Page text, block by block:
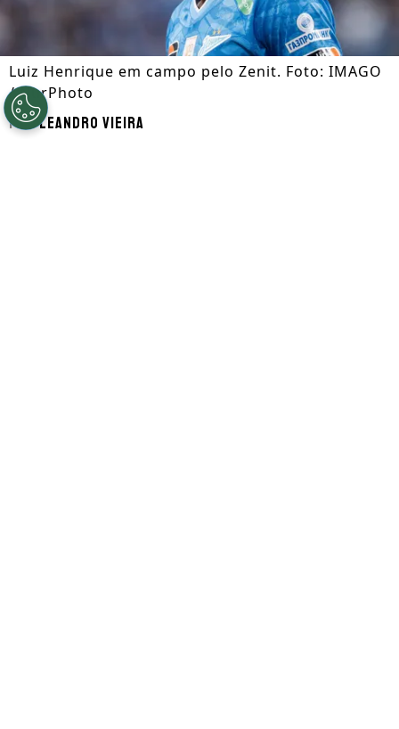
Luiz Henrique em campo pelo Zenit. Foto: IMAGO
/ NurPhoto
PorLeandro Vieira